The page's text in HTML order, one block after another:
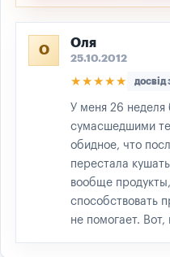
О
Оля
25.10.2012
★★★★★ досвід
У меня 26 неделя
сумасшедшими
обидное, что
перестала
вообще
способствовать
не помогает.